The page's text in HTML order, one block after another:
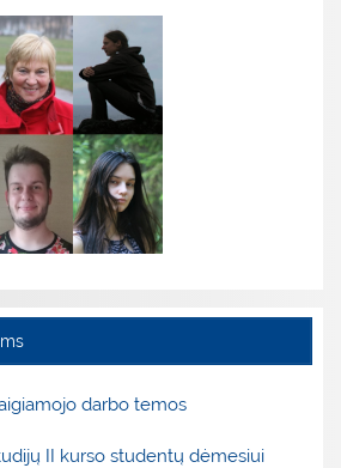
darbo temos
II kurso studentų dėmesiui